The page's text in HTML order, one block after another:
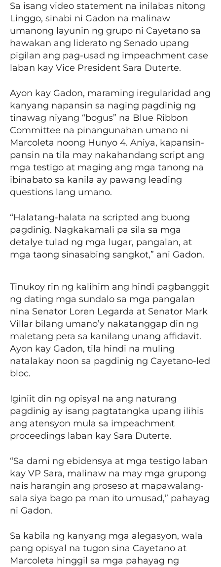
Sa isang video statement na inilabas nitong
Linggo, sinabi ni Gadon na malinaw
umanong layunin ng grupo ni Cayetano sa
hawakan ang liderato ng Senado upang
pigilan ang pag-usad ng impeachment case
laban kay Vice President Sara Duterte.
Ayon kay Gadon, maraming iregularidad ang
kanyang napansin sa naging pagdinig ng
tinawag niyang “bogus” na Blue Ribbon
Committee na pinangunahan umano ni
Marcoleta noong Hunyo 4. Aniya, kapansin-
pansin na tila may nakahandang script ang
mga testigo at maging ang mga tanong na
ibinabato sa kanila ay pawang leading
questions lang umano.
“Halatang-halata na scripted ang buong
pagdinig. Nagkakamali pa sila sa mga
detalye tulad ng mga lugar, pangalan, at
mga taong sinasabing sangkot,” ani Gadon.
Tinukoy rin ng kalihim ang hindi pagbanggit
ng dating mga sundalo sa mga pangalan
nina Senator Loren Legarda at Senator Mark
Villar bilang umano’y nakatanggap din ng
maletang pera sa kanilang unang affidavit.
Ayon kay Gadon, tila hindi na muling
natalakay noon sa pagdinig ng Cayetano-led
bloc.
Iginiit din ng opisyal na ang naturang
pagdinig ay isang pagtatangka upang ilihis
ang atensyon mula sa impeachment
proceedings laban kay Sara Duterte.
“Sa dami ng ebidensya at mga testigo laban
kay VP Sara, malinaw na may mga grupong
nais harangin ang proseso at mapawalang-
sala siya bago pa man ito umusad,” pahayag
ni Gadon.
Sa kabila ng kanyang mga alegasyon, wala
pang opisyal na tugon sina Cayetano at
Marcoleta hinggil sa mga pahayag ng